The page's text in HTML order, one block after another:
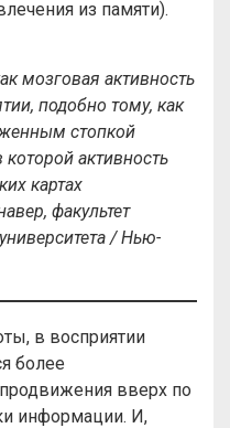
из памяти).
мозговая активность
подобно тому, как
стопкой
активность
картах
факультет
/ Нью-
в восприятии
более
вверх по
информации. И,